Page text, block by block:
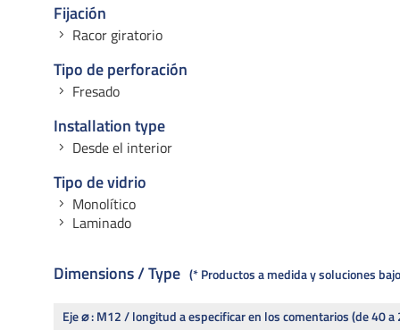
Fijación
Racor giratorio
Tipo de perforación
Fresado
Installation type
Desde el interior
Tipo de vidrio
Monolítico
Laminado
Dimensions / Type * Productos a medida y soluciones
Eje ⌀ : M12 / longitud a especificar en los comentarios (de 40 a